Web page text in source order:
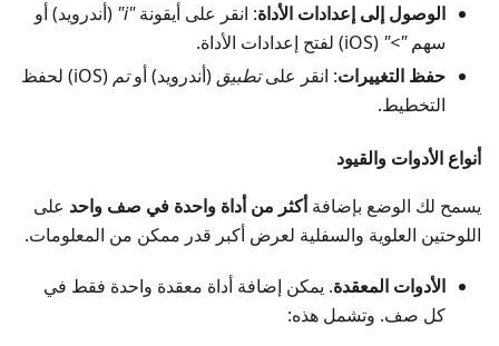
الوصول إلى إعدادات الأداة: انقر على أيقونة"i"
(أندرويد) أو
سهم">" (iOS) لفتح إعدادات الأداة.
حفظ التغييرات: انقر علىتطبيق(أندرويد) أوتم
(iOS) لحفظ
التخطيط.
أنواع الأدوات والقيود
يسمح لك الوضع بإضافةأكثر من أداة واحدة في صف واحد على
اللوحتين العلوية والسفلية لعرض أكبر قدر ممكن من المعلومات.
الأدوات المعقدة. يمكن إضافة أداة معقدة واحدة فقط في
كل صف. وتشمل هذه: